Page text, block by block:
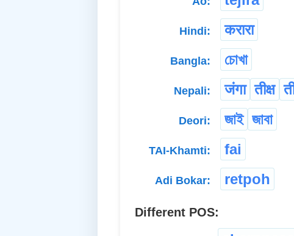
Hindi: करारा
Bangla: চোখা
Nepali: जंगा तीक्ष
Deori: জাই জাবা
TAI-Khamti: fai
Adi Bokar: retpoh
Different POS: